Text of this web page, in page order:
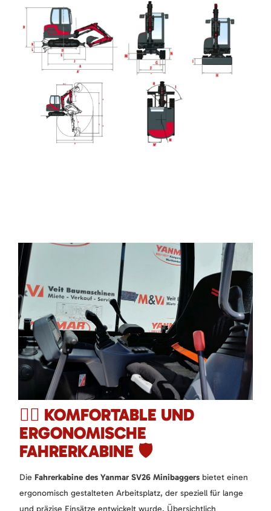
🧑‍✈️ KOMFORTABLE UND
ERGONOMISCHE
FAHRERKABINE 🛡️
Die Fahrerkabine des Yanmar SV26 Minibaggers bietet einen
ergonomisch gestalteten Arbeitsplatz, der speziell für lange
und präzise Einsätze entwickelt wurde. Übersichtlich